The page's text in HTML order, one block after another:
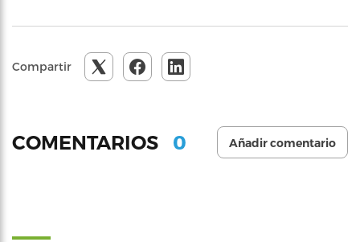
Compartir
COMENTARIOS 0 Añadir comentario